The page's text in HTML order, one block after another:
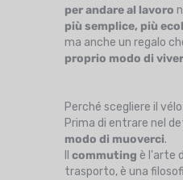
per andare al lavoro
più semplice, più
ma anche un regalo
proprio modo di
Perché scegliere il
Prima di entrare nel
modo di muoverci.
commuting è l'arte
trasporto, è una